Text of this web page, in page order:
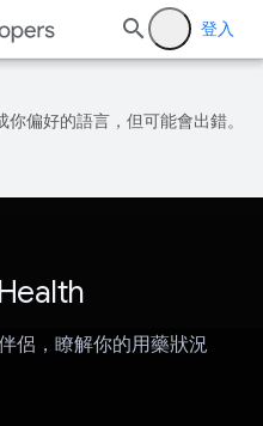
登入
偏好的語言，但可能會出錯。
侶，瞭解你的用藥狀況